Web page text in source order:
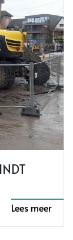
Lees meer